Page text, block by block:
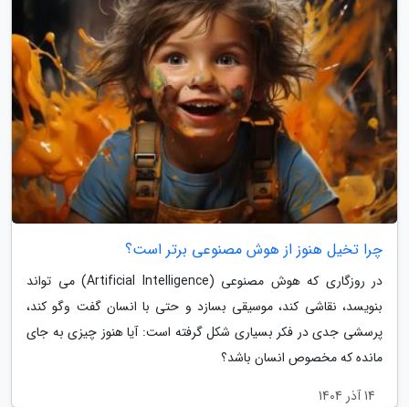
چرا تخیل هنوز از هوش مصنوعی برتر است؟
در روزگاری که هوش مصنوعی (Artificial Intelligence) می تواند
بنویسد، نقاشی کند، موسیقی بسازد و حتی با انسان گفت وگو کند،
پرسشی جدی در فکر بسیاری شکل گرفته است: آیا هنوز چیزی به جای
مانده که مخصوص انسان باشد؟
14 آذر 1404